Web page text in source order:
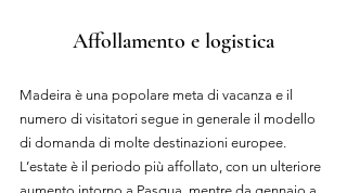
Affollamento e logistica
Madeira è una popolare meta di vacanza e il
numero di visitatori segue in generale il modello
di domanda di molte destinazioni europee.
L’estate è il periodo più affollato, con un ulteriore